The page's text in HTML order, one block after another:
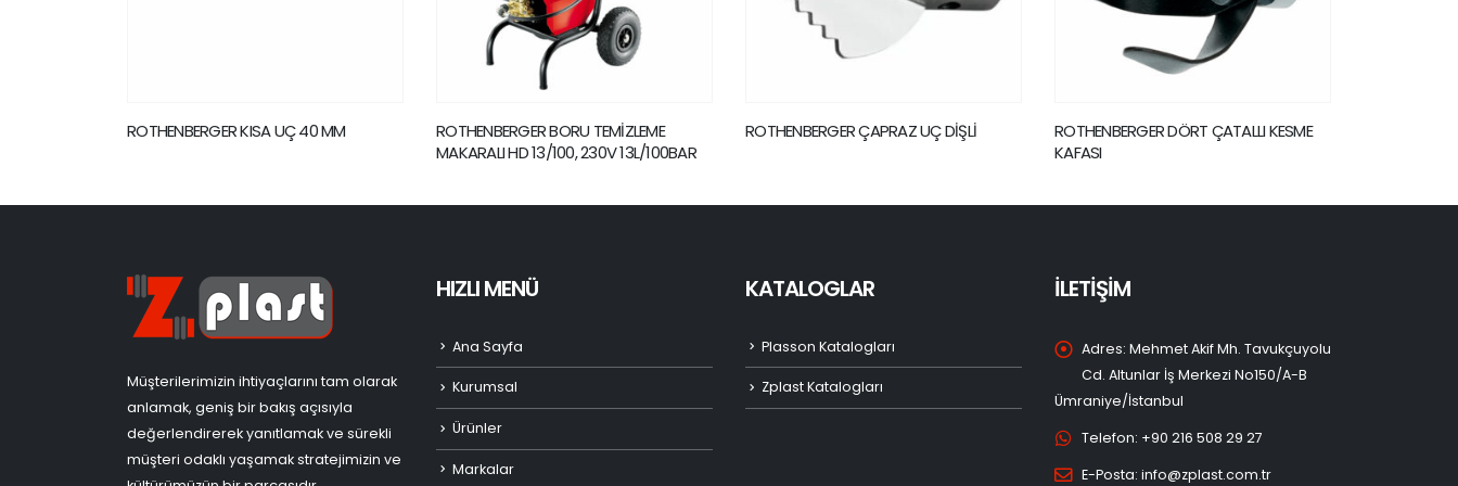
ROTHENBERGER BORU TEMİZLEME
ROTHENBERGER ÇAPRAZ UÇ DİŞLİ
ROTHENBERGER DÖRT ÇATALLI KESME
ROTHENBERGER TIKANIK AÇMA
MAKİNASI – ROPUMP SUPER PLUS
Müşterilerimizin ihtiyaçlarını tam olarak
anlamak, geniş bir bakış açısıyla
değerlendirerek yanıtlamak ve sürekli
müşteri odaklı yaşamak stratejimizin ve
HIZLI MENÜ
Ana Sayfa
Kurumsal
Ürünler
Markalar
KATALOGLAR
Plasson Katalogları
Zplast Katalogları
İLETİŞİM
Adres: Mehmet Akif Mh. Tavukçuyolu
Cd. Altunlar İş Merkezi No150/A-B
Ümraniye/İstanbul
Telefon: +90 216 508 29 27
E-Posta: info@zplast.com.tr